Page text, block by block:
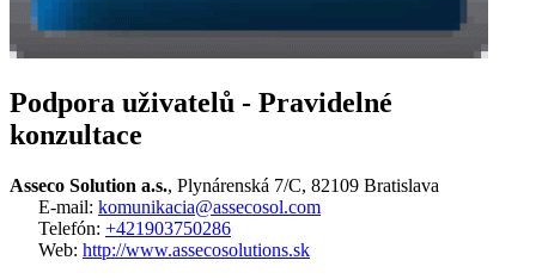
Podpora uživatelů - Pravidelné
konzultace
Asseco Solution a.s., Plynárenská 7/C, 82109 Bratislava
E-mail: komunikacia@assecosol.com
Telefón: +421903750286
Web: http://www.assecosolutions.sk